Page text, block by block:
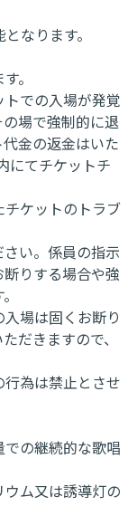
なります。
。
トでの入場が発覚
場で強制的に退
金の返金はいた
にてチケットチ
チケットのトラブ
い。係員の指示
りする場合や強
場は固くお断り
だきますので、
行為は禁止とさせ
での継続的な歌唱
ウム又は誘導灯の